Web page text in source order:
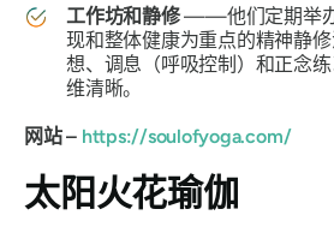
工作坊和静修——他们定期举办
现和整体健康为重点的精神静
想、调息（呼吸控制）和正念
维清晰。
网站 – https://soulofyoga.com/
太阳火花瑜伽